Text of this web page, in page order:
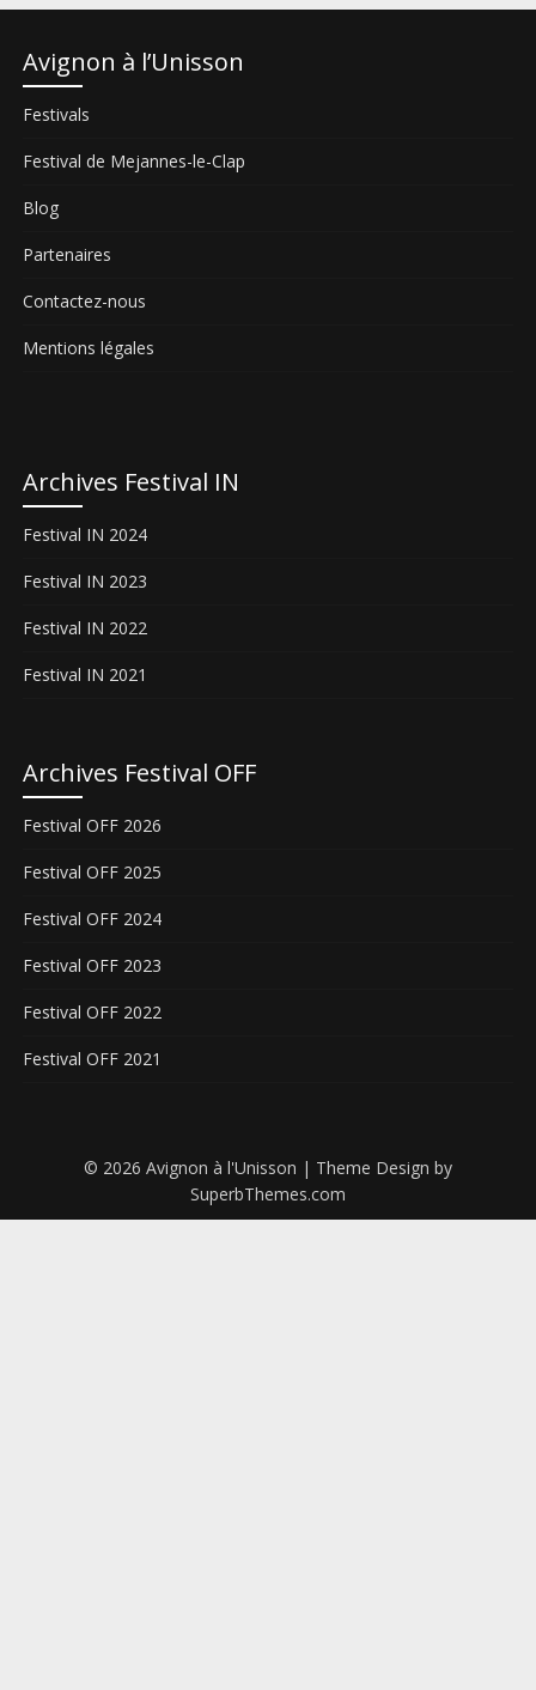
Avignon à l’Unisson
Festivals
Festival de Mejannes-le-Clap
Blog
Partenaires
Contactez-nous
Mentions légales
Archives Festival IN
Festival IN 2024
Festival IN 2023
Festival IN 2022
Festival IN 2021
Archives Festival OFF
Festival OFF 2026
Festival OFF 2025
Festival OFF 2024
Festival OFF 2023
Festival OFF 2022
Festival OFF 2021
© 2026 Avignon à l'Unisson | Theme Design by
SuperbThemes.com